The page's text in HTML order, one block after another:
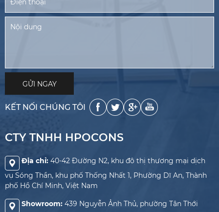
KẾT NỐI CHÚNG TÔI
CTY TNHH HPOCONS
Địa chỉ: 40-42 Đường N2, khu đô thị thương mại dịch
vụ Sóng Thần, khu phố Thống Nhất 1, Phường Dĩ An, Thành
phố Hồ Chí Minh, Việt Nam
Showroom: 439 Nguyễn Ảnh Thủ, phường Tân Thới